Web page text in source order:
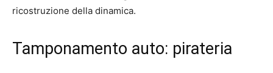
ricostruzione della dinamica.
Tamponamento auto: pirateria